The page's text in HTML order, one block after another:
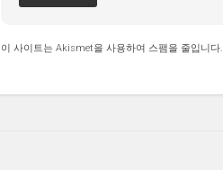
이 사이트는 Akismet을 사용하여 스팸을 줄입니다.